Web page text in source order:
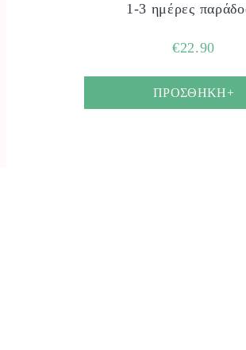
1-3 ημέρες
€22.90
ΠΡΟΣΘΗΚΗ+